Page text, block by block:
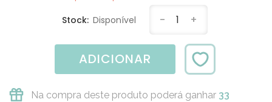
Stock: Disponível - 1 +
ADICIONAR
Na compra deste produto poderá ganhar 33